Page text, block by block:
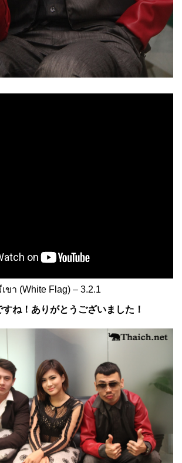
ขา (White Flag) – 3.2.1
ね！ありがとうございました！